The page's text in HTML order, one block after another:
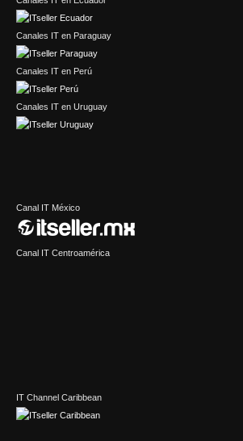
Canales IT en Paraguay
Canales IT en Perú
Canales IT en Uruguay
Canal IT México
Canal IT Centroamérica
IT Channel Caribbean